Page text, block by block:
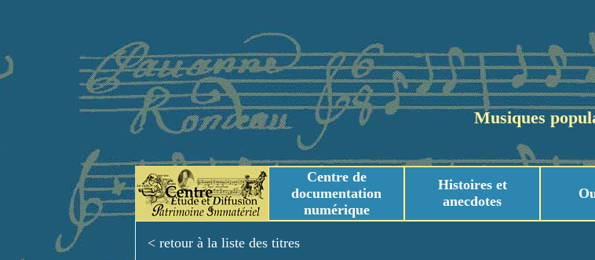
Musiques
Centre de
documentation
numérique
Histoires et
anecdotes
< retour à la liste des titres